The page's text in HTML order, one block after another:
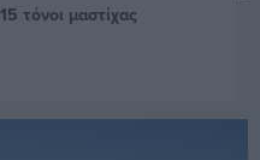
τόνοι μαστίχας